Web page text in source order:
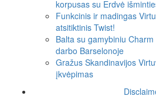
korpusas su Erdvė
Funkcinis ir madingas
atsitiktinis Twist!
Balta su gamybiniu
darbo Barselonoje
Gražus Skandinavijos
įkvėpimas